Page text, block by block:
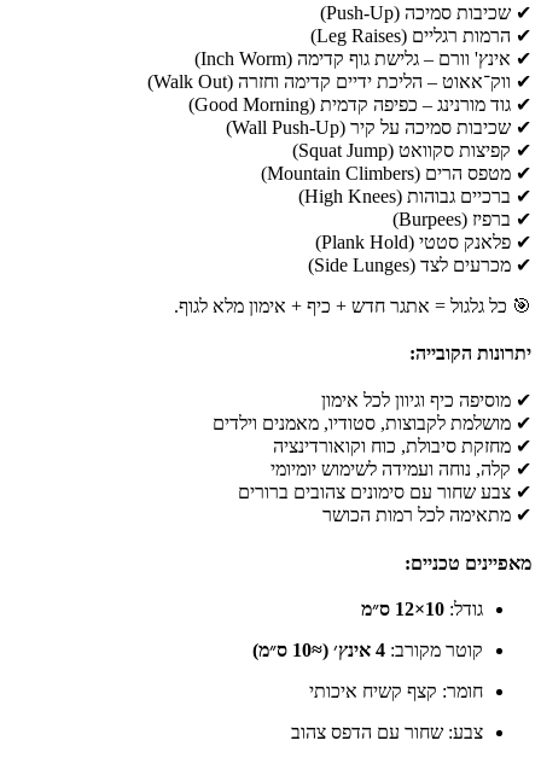
✔ שכיבות סמיכה (Push-Up)
✔ הרמות רגליים (Leg Raises)
✔ אינץ' וורם – גלישת גוף קדימה (Inch Worm)
✔ ווק־אאוט – הליכת ידיים קדימה וחזרה (Walk Out)
✔ גוד מורנינג – כפיפה קדמית (Good Morning)
✔ שכיבות סמיכה על קיר (Wall Push-Up)
✔ קפיצות סקוואט (Squat Jump)
✔ מטפס הרים (Mountain Climbers)
✔ ברכיים גבוהות (High Knees)
✔ ברפיז (Burpees)
✔ פלאנק סטטי (Plank Hold)
✔ מכרעים לצד (Side Lunges)
🎯 כל גלגול = אתגר חדש + כיף + אימון מלא לגוף.
יתרונות הקובייה:
✔ מוסיפה כיף וגיוון לכל אימון
✔ מושלמת לקבוצות, סטודיו, מאמנים וילדים
✔ מחזקת סיבולת, כוח וקואורדינציה
✔ קלה, נוחה ועמידה לשימוש יומיומי
✔ צבע שחור עם סימונים צהובים ברורים
✔ מתאימה לכל רמות הכושר
מאפיינים טכניים:
גודל: 10×12 ס״מ
קוטר מקורב: 4 אינץ׳ (≈10 ס״מ)
חומר: קצף קשיח איכותי
צבע: שחור עם הדפס צהוב